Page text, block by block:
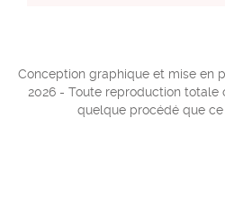
Conception graphique et mise en
2026 - Toute reproduction totale
quelque procédé que ce